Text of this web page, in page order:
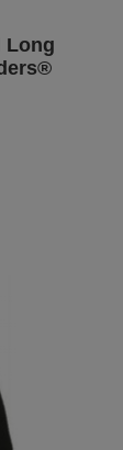
Long